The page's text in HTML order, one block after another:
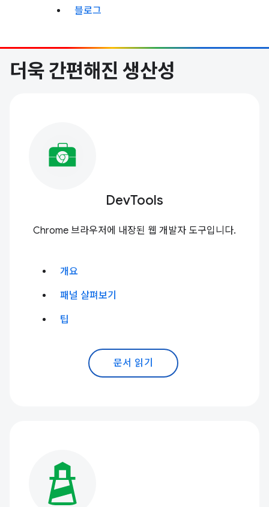
블로그
더욱 간편해진 생산성
DevTools
Chrome 브라우저에 내장된 웹 개발자 도구입니다.
개요
패널 살펴보기
팁
문서 읽기